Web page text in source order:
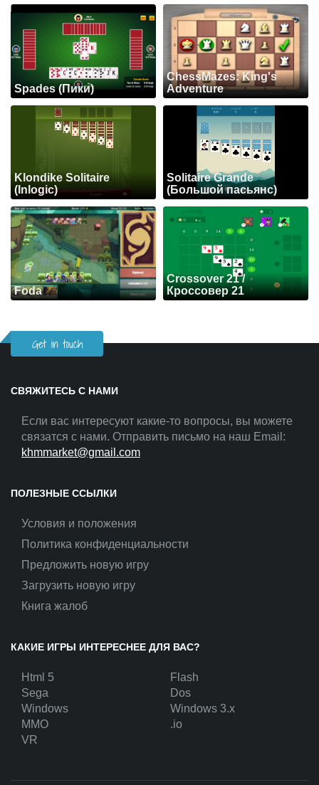
Spades (Пики)
ChessMazes: King's
Adventure
Klondike Solitaire
(Inlogic)
Solitaire Grande
(Большой пасьянс)
Foda
Crossover 21 /
Кроссовер 21
Get in touch
СВЯЖИТЕСЬ С НАМИ
Если вас интересуют какие-то вопросы, вы можете
связатся с нами. Отправить письмо на наш Email:
khmmarket@gmail.com
ПОЛЕЗНЫЕ ССЫЛКИ
Условия и положения
Политика конфиденциальности
Предложить новую игру
Загрузить новую игру
Книга жалоб
КАКИЕ ИГРЫ ИНТЕРЕСНЕЕ ДЛЯ ВАС?
Html 5
Flash
Sega
Dos
Windows
Windows 3.x
MMO
.io
VR